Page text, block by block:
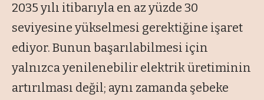
2035 yılı itibarıyla en az yüzde 30
seviyesine yükselmesi gerektiğine işaret
ediyor. Bunun başarılabilmesi için
yalnızca yenilenebilir elektrik üretiminin
artırılması değil; aynı zamanda şebeke